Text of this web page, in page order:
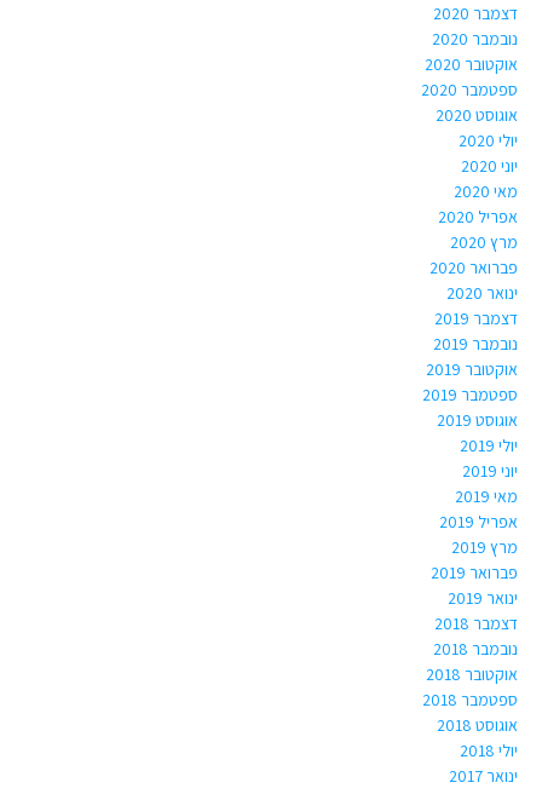
דצמבר 2020
נובמבר 2020
אוקטובר 2020
ספטמבר 2020
אוגוסט 2020
יולי 2020
יוני 2020
מאי 2020
אפריל 2020
מרץ 2020
פברואר 2020
ינואר 2020
דצמבר 2019
נובמבר 2019
אוקטובר 2019
ספטמבר 2019
אוגוסט 2019
יולי 2019
יוני 2019
מאי 2019
אפריל 2019
מרץ 2019
פברואר 2019
ינואר 2019
דצמבר 2018
נובמבר 2018
אוקטובר 2018
ספטמבר 2018
אוגוסט 2018
יולי 2018
ינואר 2017